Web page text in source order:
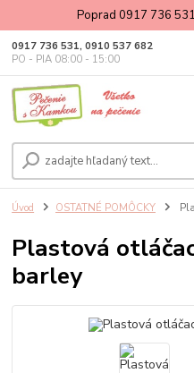
Poprad 0917 736
0917 736 531, 0910 537 682
PO - PIA 08:00 - 15:00
Úvod OSTATNÉ POMÔCKY
Plastová
barley